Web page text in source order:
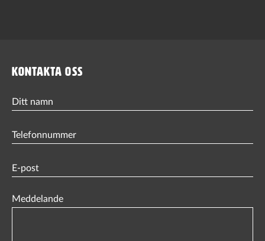
KONTAKTA OSS
Ditt
namn
Phone
(Obligatorisk)
Email
(Obligatorisk)
Meddelande